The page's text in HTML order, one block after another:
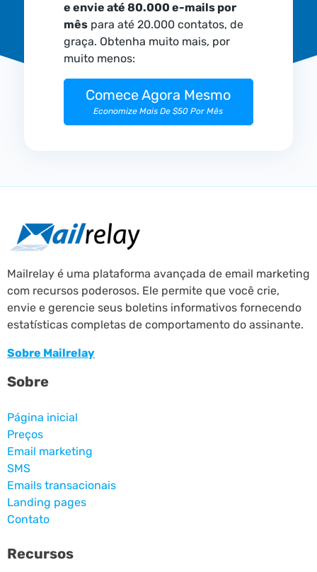
e envie até 80.000 e-mails por
mêspara até 20.000 contatos, de
graça. Obtenha muito mais, por
muito menos:
Comece Agora Mesmo
Economize Mais De $50 Por Mês
Mailrelay é uma plataforma avançada de email marketing
com recursos poderosos. Ele permite que você crie,
envie e gerencie seus boletins informativos fornecendo
estatísticas completas de comportamento do assinante.
Sobre Mailrelay
Sobre
Página inicial
Preços
Email marketing
SMS
Emails transacionais
Landing pages
Contato
Recursos